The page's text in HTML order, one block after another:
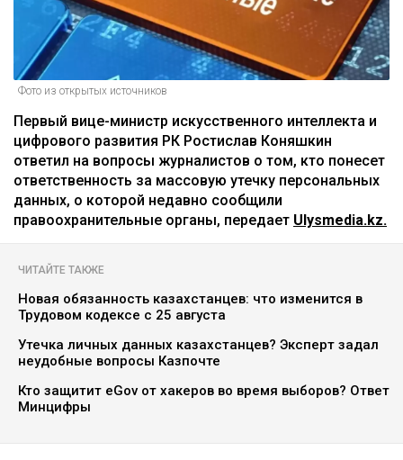
Фото из открытых источников
Первый вице-министр искусственного интеллекта и
цифрового развития РК Ростислав Коняшкин
ответил на вопросы журналистов о том, кто понесет
ответственность за массовую утечку персональных
данных, о которой недавно сообщили
правоохранительные органы, передает Ulysmedia.kz.
ЧИТАЙТЕ ТАКЖЕ
Новая обязанность казахстанцев: что изменится в
Трудовом кодексе с 25 августа
Утечка личных данных казахстанцев? Эксперт задал
неудобные вопросы Казпочте
Кто защитит eGov от хакеров во время выборов? Ответ
Минцифры